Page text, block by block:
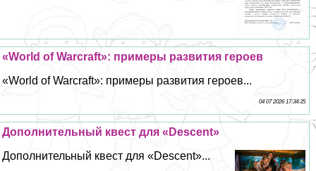
«World of Warcraft»: примеры развития героев
«World of Warcraft»: примеры развития героев...
04 07 2026 17:34:35
Дополнительный квест для «Descent»
Дополнительный квест для «Descent»...